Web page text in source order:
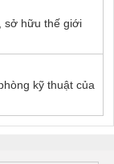
sở hữu thế giới
kỹ thuật của